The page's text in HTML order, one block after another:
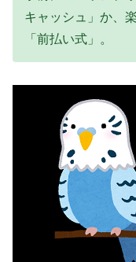
キャッシュ」か、
「前払い式」。